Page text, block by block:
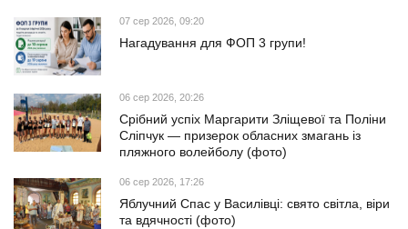
07 сер 2026, 09:20
Нагадування для ФОП 3 групи!
06 сер 2026, 20:26
Срібний успіх Маргарити Зліщевої та Поліни
Сліпчук — призерок обласних змагань із
пляжного волейболу (фото)
06 сер 2026, 17:26
Яблучний Спас у Василівці: свято світла, віри
та вдячності (фото)